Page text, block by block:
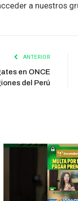
a nuestros
ANTERIOR
en ONCE
del Perú